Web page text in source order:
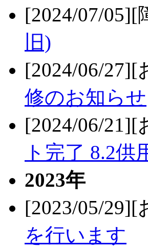
[2024/07/05][
旧)
[2024/06/27][
修のお知らせ
[2024/06/21][
ト完了 8.2供
2023年
[2023/05/29][
を行います